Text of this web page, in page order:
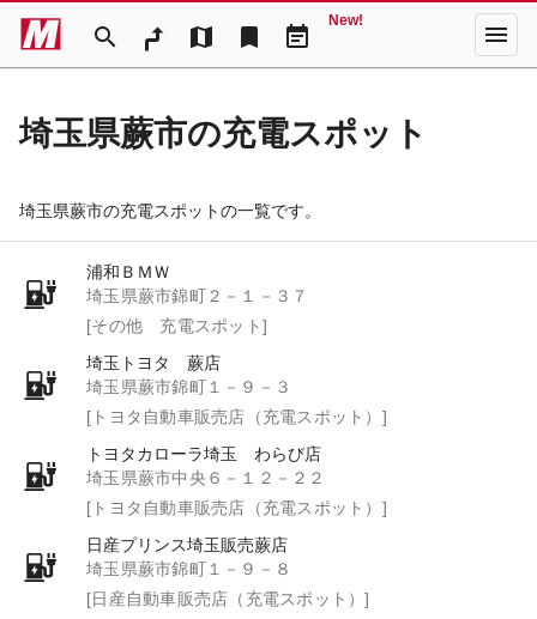
search map bookmark event_note
New! menu
埼玉県蕨市の充電スポット
埼玉県蕨市の充電スポットの一覧です。
浦和ＢＭＷ
埼玉県蕨市錦町２－１－３７
[その他 充電スポット]
埼玉トヨタ 蕨店
埼玉県蕨市錦町１－９－３
[トヨタ自動車販売店（充電スポット）]
トヨタカローラ埼玉 わらび店
埼玉県蕨市中央６－１２－２２
[トヨタ自動車販売店（充電スポット）]
日産プリンス埼玉販売蕨店
埼玉県蕨市錦町１－９－８
[日産自動車販売店（充電スポット）]